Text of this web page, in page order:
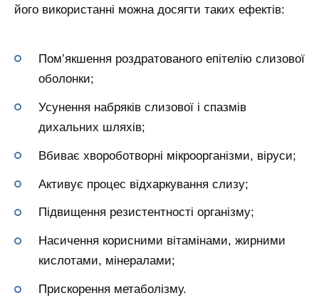
його використанні можна досягти таких ефектів:
Пом’якшення роздратованого епітелію слизової
оболонки;
Усунення набряків слизової і спазмів
дихальних шляхів;
Вбиває хвороботворні мікроорганізми, віруси;
Активує процес відхаркування слизу;
Підвищення резистентності організму;
Насичення корисними вітамінами, жирними
кислотами, мінералами;
Прискорення метаболізму.